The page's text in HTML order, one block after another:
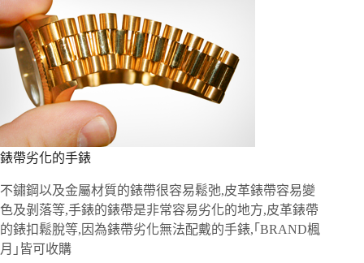
錶帶劣化的手錶
不鏽鋼以及金屬材質的錶帶很容易鬆弛,皮革錶帶容易變
色及剝落等,手錶的錶帶是非常容易劣化的地方,皮革錶帶
的錶扣鬆脫等,因為錶帶劣化無法配戴的手錶,｢BRAND楓
月｣皆可收購